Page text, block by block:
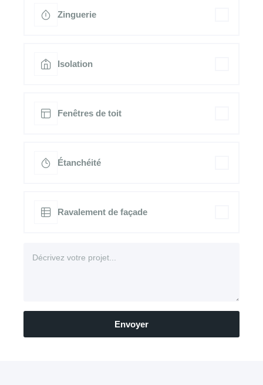
Zinguerie
Isolation
Fenêtres de toit
Étanchéité
Ravalement de façade
Envoyer